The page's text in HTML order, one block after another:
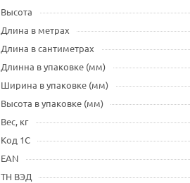
Высота
Длина в метрах
Длина в сантиметрах
Длинна в упаковке (мм)
Ширина в упаковке (мм)
Высота в упаковке (мм)
Вес, кг
Код 1С
EAN
ТН ВЭД